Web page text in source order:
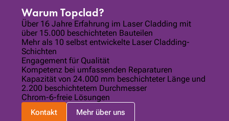
Warum Topclad?
Über 16 Jahre Erfahrung im Laser Cladding mit
über 15.000 beschichteten Bauteilen
Mehr als 10 selbst entwickelte Laser Cladding-
Schichten
Engagement für Qualität
Kompetenz bei umfassenden Reparaturen
Kapazität von 24.000 mm beschichteter Länge und
2.200 beschichtetem Durchmesser
Chrom-6-freie Lösungen
Kontakt Mehr über uns